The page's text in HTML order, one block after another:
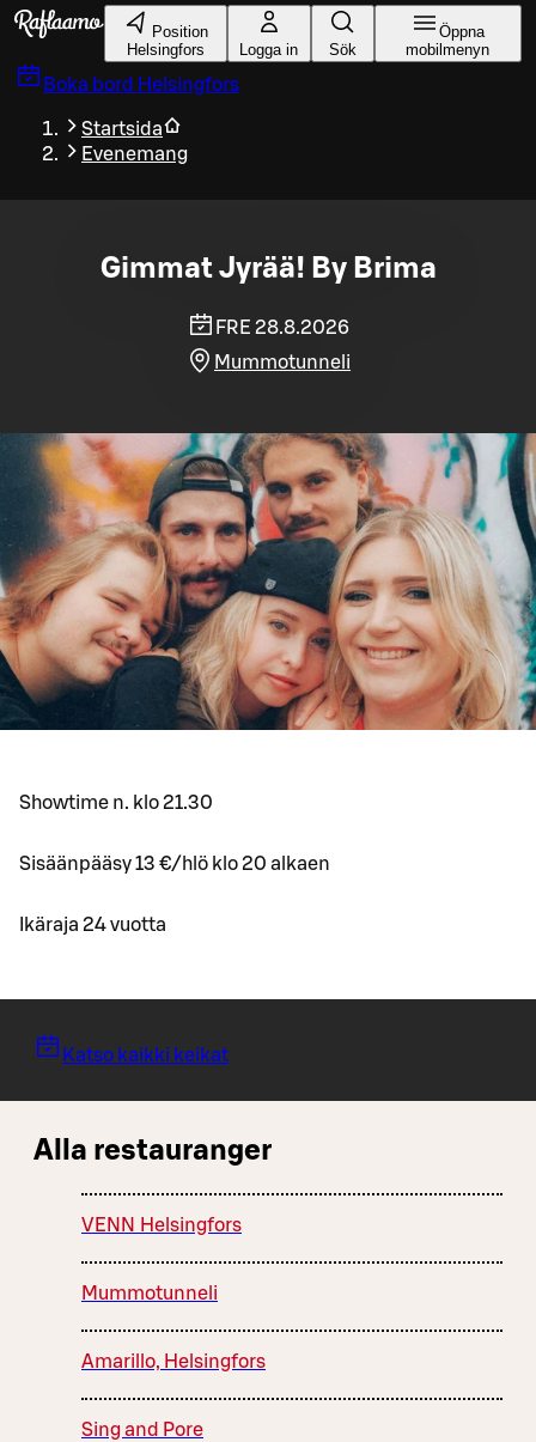
Gå till huvudinnehållet
Position
Helsingfors
Logga in Sök
Öppna
mobilmenyn
Boka bord Helsingfors
Startsida
Evenemang
Gimmat Jyrää! By Brima
FRE 28.8.2026
Mummotunneli
Showtime n. klo 21.30
Sisäänpääsy 13 €/hlö klo 20 alkaen
Ikäraja 24 vuotta
Katso kaikki keikat
Alla restauranger
VENN Helsingfors
Mummotunneli
Amarillo, Helsingfors
Sing and Pore